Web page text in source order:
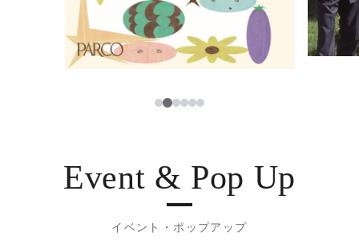
12345
Event & Pop Up
イベント・ポップアップ